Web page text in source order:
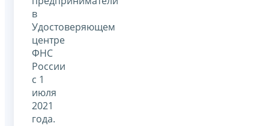
в
Удостоверяющем
центре
ФНС
России
с 1
июля
2021
года.